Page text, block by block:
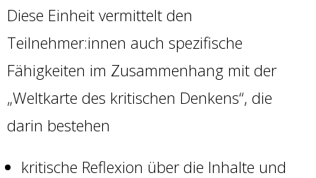
Diese Einheit vermittelt den
Teilnehmer:innen auch spezifische
Fähigkeiten im Zusammenhang mit der
„Weltkarte des kritischen Denkens“, die
darin bestehen
kritische Reflexion über die Inhalte und